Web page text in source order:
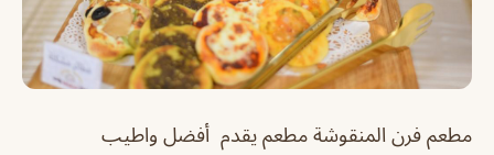
مطعم فرن المنقوشة مطعم يقدم أفضل واطيب